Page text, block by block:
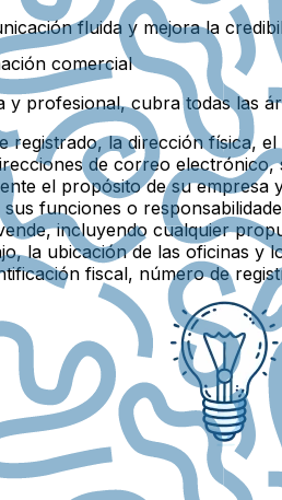
fluida y mejora la
comercial
profesional, cubra todas las
registrado, la dirección física,
de correo electrónico,
el propósito de su empresa
funciones o
incluyendo cualquier
la ubicación de las oficinas y
fiscal, número de